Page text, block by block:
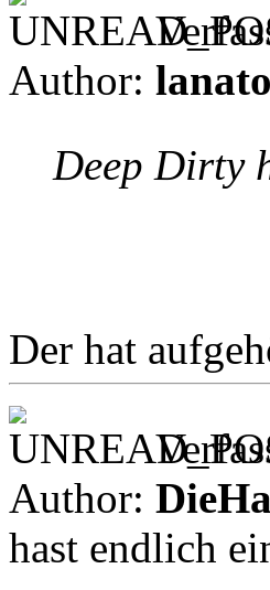
Author:
Deep Dirty
Der hat
Author:
hast endlich